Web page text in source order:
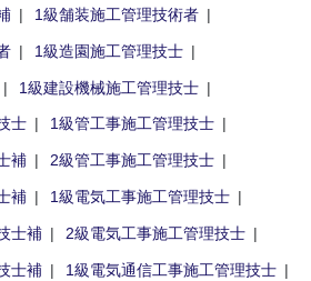
1級舗装施工管理技術者
1級造園施工管理技士
1級建設機械施工管理技士
士
1級管工事施工管理技士
補
2級管工事施工管理技士
補
1級電気工事施工管理技士
士補
2級電気工事施工管理技士
士補
1級電気通信工事施工管理技士